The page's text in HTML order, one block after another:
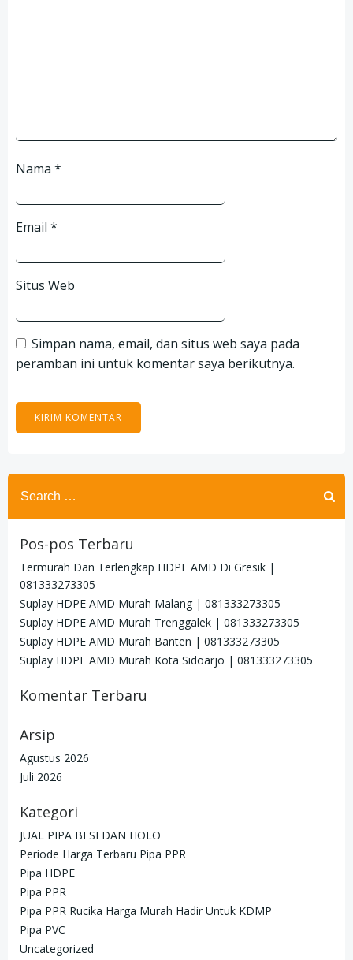
Nama *
Email *
Situs Web
Simpan nama, email, dan situs web saya pada
peramban ini untuk komentar saya berikutnya.
Search
for:
Pos-pos Terbaru
Termurah Dan Terlengkap HDPE AMD Di Gresik |
081333273305
Suplay HDPE AMD Murah Malang | 081333273305
Suplay HDPE AMD Murah Trenggalek | 081333273305
Suplay HDPE AMD Murah Banten | 081333273305
Suplay HDPE AMD Murah Kota Sidoarjo | 081333273305
Komentar Terbaru
Arsip
Agustus 2026
Juli 2026
Kategori
JUAL PIPA BESI DAN HOLO
Periode Harga Terbaru Pipa PPR
Pipa HDPE
Pipa PPR
Pipa PPR Rucika Harga Murah Hadir Untuk KDMP
Pipa PVC
Uncategorized